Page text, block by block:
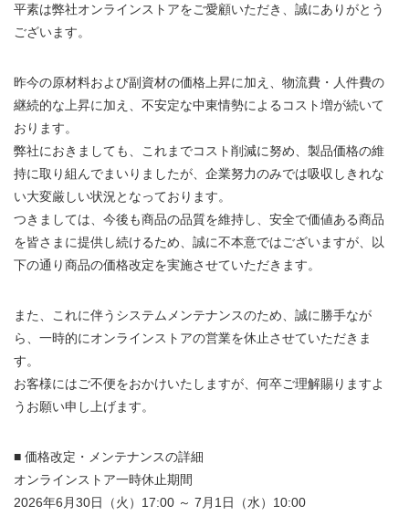
平素は弊社オンラインストアをご愛顧いただき、誠にありがとう
ございます。
昨今の原材料および副資材の価格上昇に加え、物流費・人件費の
継続的な上昇に加え、不安定な中東情勢によるコスト増が続いて
おります。
弊社におきましても、これまでコスト削減に努め、製品価格の維
持に取り組んでまいりましたが、企業努力のみでは吸収しきれな
い大変厳しい状況となっております。
つきましては、今後も商品の品質を維持し、安全で価値ある商品
を皆さまに提供し続けるため、誠に不本意ではございますが、以
下の通り商品の価格改定を実施させていただきます。
また、これに伴うシステムメンテナンスのため、誠に勝手なが
ら、一時的にオンラインストアの営業を休止させていただきま
す。
お客様にはご不便をおかけいたしますが、何卒ご理解賜りますよ
うお願い申し上げます。
■ 価格改定・メンテナンスの詳細
オンラインストア一時休止期間
2026年6月30日（火）17:00 ～ 7月1日（水）10:00